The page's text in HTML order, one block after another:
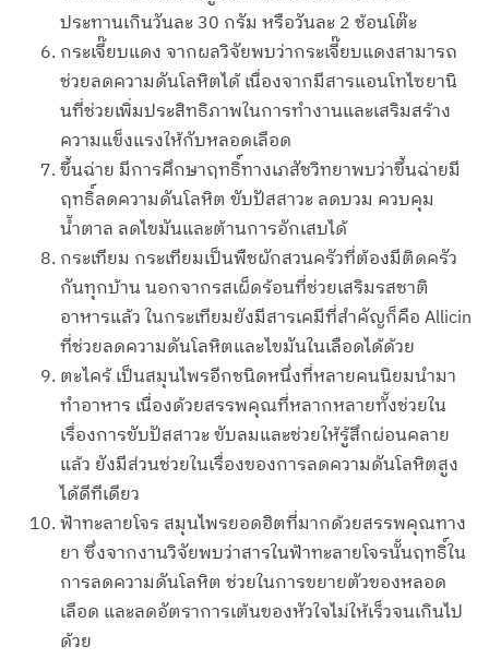
ประทานเกินวันละ 30 กรัม หรือวันละ 2 ช้อนโต๊ะ
กระเจี๊ยบแดง จากผลวิจัยพบว่ากระเจี๊ยบแดงสามารถ
ช่วยลดความดันโลหิตได้ เนื่องจากมีสารแอนโทไซยานิ
นที่ช่วยเพิ่มประสิทธิภาพในการทำงานและเสริมสร้าง
ความแข็งแรงให้กับหลอดเลือด
ขึ้นฉ่าย มีการศึกษาฤทธิ์ทางเภสัชวิทยาพบว่าขึ้นฉ่ายมี
ฤทธิ์ลดความดันโลหิต ขับปัสสาวะ ลดบวม ควบคุม
น้ำตาล ลดไขมันและต้านการอักเสบได้
กระเทียม กระเทียมเป็นพืชผักสวนครัวที่ต้องมีติดครัว
กันทุกบ้าน นอกจากรสเผ็ดร้อนที่ช่วยเสริมรสชาติ
อาหารแล้ว ในกระเทียมยังมีสารเคมีที่สำคัญก็คือ Allicin
ที่ช่วยลดความดันโลหิตและไขมันในเลือดได้ด้วย
ตะไคร้ เป็นสมุนไพรอีกชนิดหนึ่งที่หลายคนนิยมนำมา
ทำอาหาร เนื่องด้วยสรรพคุณที่หลากหลายทั้งช่วยใน
เรื่องการขับปัสสาวะ ขับลมและช่วยให้รู้สึกผ่อนคลาย
แล้ว ยังมีส่วนช่วยในเรื่องของการลดความดันโลหิตสูง
ได้ดีทีเดียว
ฟ้าทะลายโจร สมุนไพรยอดฮิตที่มากด้วยสรรพคุณทาง
ยา ซึ่งจากงานวิจัยพบว่าสารในฟ้าทะลายโจรนั้นฤทธิ์ใน
การลดความดันโลหิต ช่วยในการขยายตัวของหลอด
เลือด และลดอัตราการเต้นของหัวใจไม่ให้เร็วจนเกินไป
ด้วย